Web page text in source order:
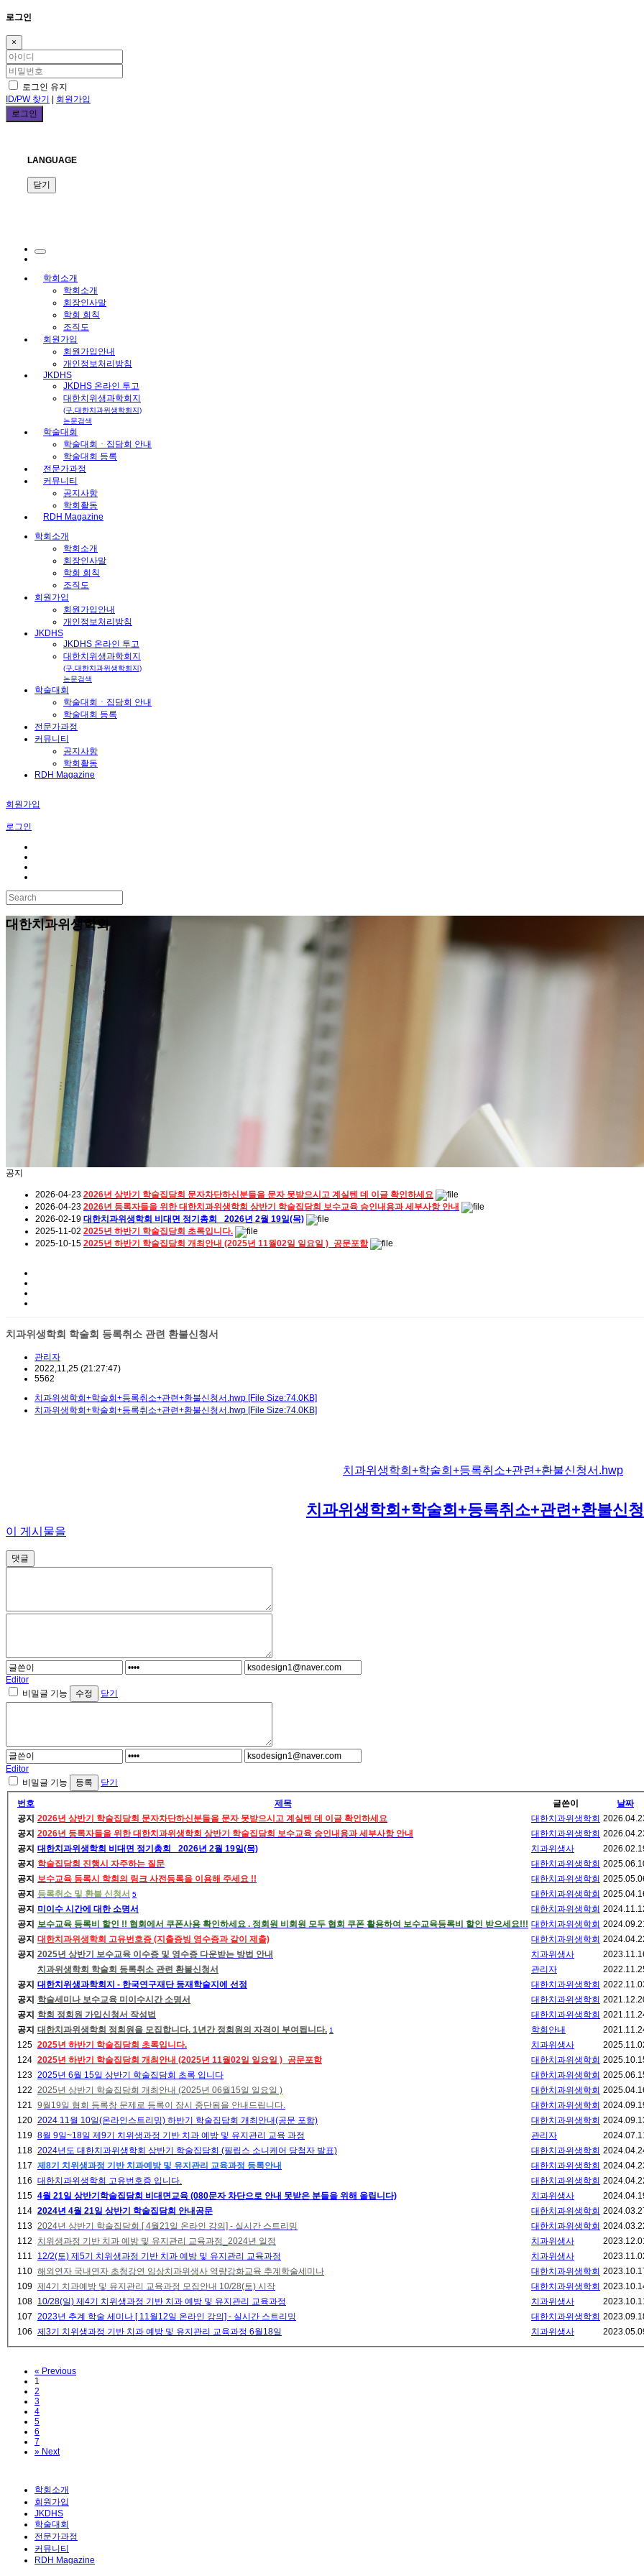
로그인
×
로그인 유지
ID/PW 찾기
회원가입
LANGUAGE
닫기
학회소개
학회소개
회장인사말
학회 회칙
조직도
회원가입
회원가입안내
개인정보처리방침
JKDHS
JKDHS 온라인 투고
대한치위생과학회지
(구.대한치과위생학회지)
논문검색
학술대회
학술대회ㆍ집담회 안내
학술대회 등록
전문가과정
커뮤니티
공지사항
학회활동
RDH Magazine
학회소개
학회소개
회장인사말
학회 회칙
조직도
회원가입
회원가입안내
개인정보처리방침
JKDHS
JKDHS 온라인 투고
대한치위생과학회지
(구.대한치과위생학회지)
논문검색
학술대회
학술대회ㆍ집담회 안내
학술대회 등록
전문가과정
커뮤니티
공지사항
학회활동
RDH Magazine
회원가입
로그인
대한치과위생학회
공지
2026-04-23 2026년 상반기 학술집담회 문자차단하신분들을 문자 못받으시고 계실텐 데 이글 확인하세요
2026-04-23 2026년 등록자들을 위한 대한치과위생학회 상반기 학술집담회 보수교육 승인내용과 세부사항 안내
2026-02-19 대한치과위생학회 비대면 정기총회_ 2026년 2월 19일(목)
2025-11-02 2025년 하반기 학술집담회 초록입니다.
2025-10-15 2025년 하반기 학술집담회 개최안내 (2025년 11월02일 일요일 )_공문포함
치과위생학회 학술회 등록취소 관련 환불신청서
관리자
2022,11,25 (21:27:47)
5562
치과위생학회+학술회+등록취소+관련+환불신청서.hwp [File Size:74.0KB]
치과위생학회+학술회+등록취소+관련+환불신청서.hwp [File Size:74.0KB]
치과위생학회+학술회+등록취소+관련+환불신청서.hwp
치과위생학회+학술회+등록취소+관련+환불신
이 게시물을
댓글
Editor
비밀글 기능
닫기
Editor
비밀글 기능
닫기
번호 제목 글쓴이
날짜
공지 2026년 상반기 학술집담회 문자차단하신분들을 문자 못받으시고 계실텐 데 이글 확인하세요 대한치과위생학회
공지 2026년 등록자들을 위한 대한치과위생학회 상반기 학술집담회 보수교육 승인내용과 세부사항 안내 대한치과위생학회
공지 대한치과위생학회 비대면 정기총회_ 2026년 2월 19일(목) 치과위생사
공지
학술집담회 진행시 자주하는 질문 대한치과위생학회
공지
보수교육 등록시 학회의 링크 사전등록을 이용해 주세요 !! 대한치과위생학회
공지
등록취소 및 환불 신청서 5 대한치과위생학회
공지
미이수 시간에 대한 소명서 대한치과위생학회
공지
보수교육 등록비 할인 !! 협회에서 쿠폰사용 확인하세요 . 정회원 비회원 모두 협회 쿠폰 활용하여 보수교육등록비 할인 받으세요!!! 대한치과위생학회
공지 대한치과위생학회 고유번호증 (지출증빙 영수증과 같이 제출) 대한치과위생학회
공지
2025년 상반기 보수교육 이수증 및 영수증 다운받는 방법 안내 치과위생사
치과위생학회 학술회 등록취소 관련 환불신청서
관리자
공지 대한치위생과학회지 - 한국연구재단 등재학술지에 선정 대한치과위생학회
공지
학술세미나 보수교육 미이수시간 소명서 대한치과위생학회
공지
학회 정회원 가입신청서 작성법 대한치과위생학회
공지
대한치과위생학회 정회원을 모집합니다. 1년간 정회원의 자격이 부여됩니다. 1 학회안내
125 2025년 하반기 학술집담회 초록입니다. 치과위생사
124 2025년 하반기 학술집담회 개최안내 (2025년 11월02일 일요일 )_공문포함 대한치과위생학회
123 2025년 6월 15일 상반기 학술집담회 초록 입니다 대한치과위생학회
122 2025년 상반기 학술집담회 개최안내 (2025년 06월15일 일요일 ) 대한치과위생학회
121
9월19일 협회 등록창 문제로 등록이 잠시 중단됨을 안내드립니다. 대한치과위생학회
120 2024 11월 10일(온라인스트리밍) 하반기 학술집담회 개최안내(공문 포함) 대한치과위생학회
119 8월 9일~18일 제9기 치위생과정 기반 치과 예방 및 유지관리 교육 과정 관리자
118 2024년도 대한치과위생학회 상반기 학술집담회 (필립스 소니케어 당첨자 발표) 대한치과위생학회
117 제8기 치위생과정 기반 치과예방 및 유지관리 교육과정 등록안내 대한치과위생학회
116 대한치과위생학회 고유번호증 입니다. 대한치과위생학회
115 4월 21일 상반기학술집담회 비대면교육 (080문자 차단으로 안내 못받은 분들을 위해 올립니다) 치과위생사
114 2024년 4월 21일 상반기 학술집담회 안내공문 대한치과위생학회
113 2024년 상반기 학술집담회 [ 4월21일 온라인 강의] - 실시간 스트리밍 대한치과위생학회
112
치위생과정 기반 치과 예방 및 유지관리 교육과정_2024년 일정 치과위생사
111
12/2(토) 제5기 치위생과정 기반 치과 예방 및 유지관리 교육과정 치과위생사
110 해외연자 국내연자 초청강연 임상치과위생사 역량강화교육 추계학술세미나 대한치과위생학회
109
제4기 치과예방 및 유지관리 교육과정 모집안내 10/28(토) 시작 대한치과위생학회
108 10/28(일) 제4기 치위생과정 기반 치과 예방 및 유지관리 교육과정 치과위생사
107
2023년 추계 학술 세미나 [ 11월12일 온라인 강의] - 실시간 스트리밍 대한치과위생학회
106 제3기 치위생과정 기반 치과 예방 및 유지관리 교육과정 6월18일 치과위생사
« Previous
1
2
3
4
5
6
7
» Next
학회소개
회원가입
JKDHS
학술대회
전문가과정
커뮤니티
RDH Magazine